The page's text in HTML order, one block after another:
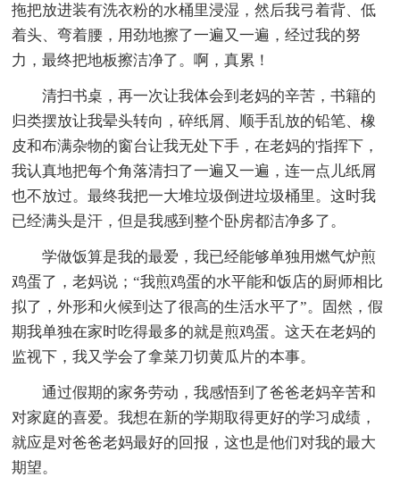
拖把放进装有洗衣粉的水桶里浸湿，然后我弓着背、低
着头、弯着腰，用劲地擦了一遍又一遍，经过我的努
力，最终把地板擦洁净了。啊，真累！
清扫书桌，再一次让我体会到老妈的辛苦，书籍的
归类摆放让我晕头转向，碎纸屑、顺手乱放的铅笔、橡
皮和布满杂物的窗台让我无处下手，在老妈的'指挥下，
我认真地把每个角落清扫了一遍又一遍，连一点儿纸屑
也不放过。最终我把一大堆垃圾倒进垃圾桶里。这时我
已经满头是汗，但是我感到整个卧房都洁净多了。
学做饭算是我的最爱，我已经能够单独用燃气炉煎
鸡蛋了，老妈说；“我煎鸡蛋的水平能和饭店的厨师相比
拟了，外形和火候到达了很高的生活水平了”。固然，假
期我单独在家时吃得最多的就是煎鸡蛋。这天在老妈的
监视下，我又学会了拿菜刀切黄瓜片的本事。
通过假期的家务劳动，我感悟到了爸爸老妈辛苦和
对家庭的喜爱。我想在新的学期取得更好的学习成绩，
就应是对爸爸老妈最好的回报，这也是他们对我的最大
期望。